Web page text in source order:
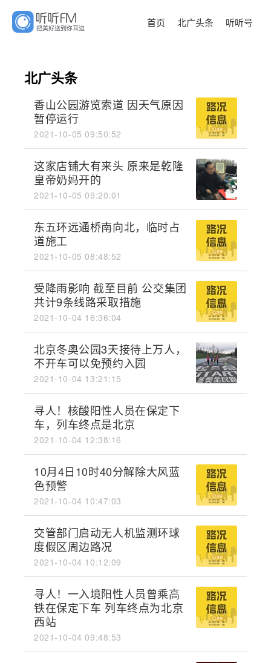
首页 北广头条 听听号
北广头条
香山公园游览索道 因天气原因
暂停运行
2021-10-05 09:50:52
这家店铺大有来头 原来是乾隆
皇帝奶妈开的
2021-10-05 09:20:01
东五环远通桥南向北，临时占
道施工
2021-10-05 08:48:52
受降雨影响 截至目前 公交集团
共计9条线路采取措施
2021-10-04 16:36:04
北京冬奥公园3天接待上万人，
不开车可以免预约入园
2021-10-04 13:21:15
寻人！核酸阳性人员在保定下
车，列车终点是北京
2021-10-04 12:38:16
10月4日10时40分解除大风蓝
色预警
2021-10-04 10:47:03
交管部门启动无人机监测环球
度假区周边路况
2021-10-04 10:12:09
寻人！一入境阳性人员曾乘高
铁在保定下车 列车终点为北京
西站
2021-10-04 09:48:53